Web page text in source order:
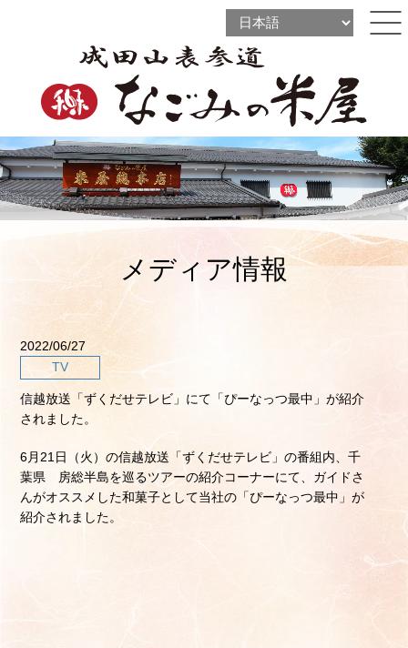
ine
メディア情報
2022/06/27
TV
信越放送「ずくだせテレビ」にて「ぴーなっつ最中」が紹介
されました。
6月21日（火）の信越放送「ずくだせテレビ」の番組内、千
葉県 房総半島を巡るツアーの紹介コーナーにて、ガイドさ
んがオススメした和菓子として当社の「ぴーなっつ最中」が
紹介されました。